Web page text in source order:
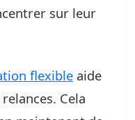
sur leur
flexible aide
Cela